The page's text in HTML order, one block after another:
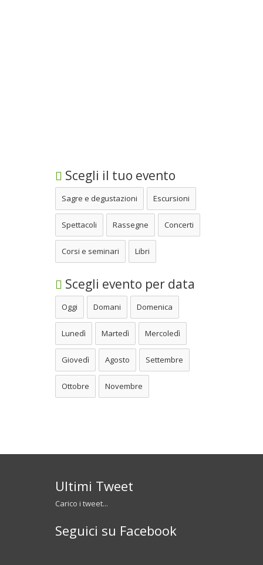
Scegli il tuo evento
Sagre e degustazioni Escursioni
Spettacoli Rassegne Concerti
Corsi e seminari Libri
Scegli evento per data
Oggi Domani Domenica
Lunedì Martedì Mercoledì
Giovedì Agosto Settembre
Ottobre Novembre
Ultimi Tweet
Carico i tweet...
Seguici su Facebook